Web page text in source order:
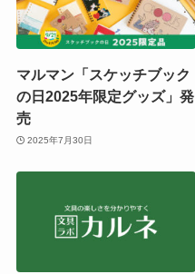
マルマン「スケッチブック
の日2025年限定グッズ」発
売
2025年7月30日